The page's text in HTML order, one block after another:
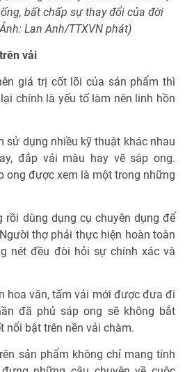
bất chấp sự thay đổi của đời
Lan Anh/TTXVN phát)
vải
giá trị cốt lõi của sản phẩm thì
chính là yếu tố làm nên linh hồn
sử dụng nhiều kỹ thuật khác nhau
đắp vải màu hay vẽ sáp ong.
ong được xem là một trong những
rồi dùng dụng cụ chuyên dụng để
thợ phải thực hiện hoàn toàn
nét đều đòi hỏi sự chính xác và
hoa văn, tấm vải mới được đưa đi
đã phủ sáp ong sẽ không bắt
nổi bật trên nền vải chàm.
sản phẩm không chỉ mang tính